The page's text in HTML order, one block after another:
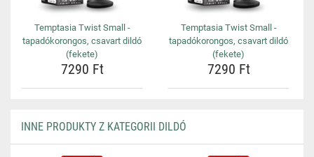
Temptasia Twist Small -
tapadókorongos, csavart dildó
(fekete)
7290 Ft
Temptasia Twist Small -
tapadókorongos, csavart dildó
(fekete)
7290 Ft
INNE PRODUKTY Z KATEGORII DILDÓ